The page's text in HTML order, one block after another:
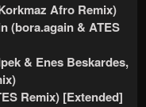
Afro Remix)
(bora.again & ATES
& Enes Beskardes,
Remix) [Extended]